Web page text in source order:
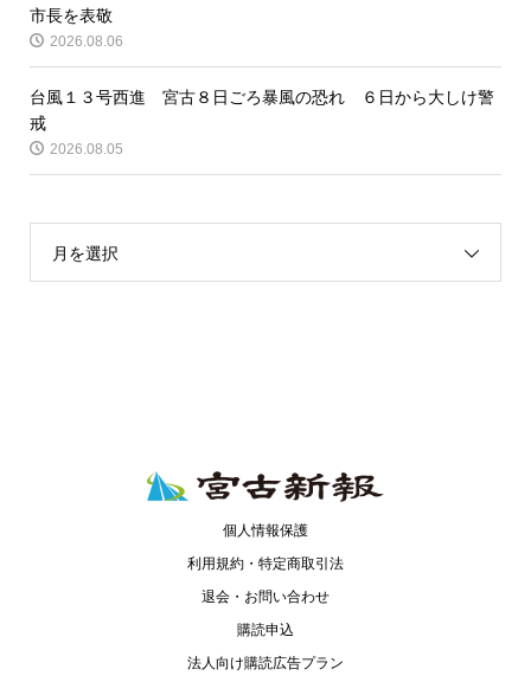
市長を表敬
2026.08.06
台風１３号西進 宮古８日ごろ暴風の恐れ ６日から大しけ警
戒
2026.08.05
月を選択
個人情報保護
利用規約・特定商取引法
退会・お問い合わせ
購読申込
法人向け購読広告プラン